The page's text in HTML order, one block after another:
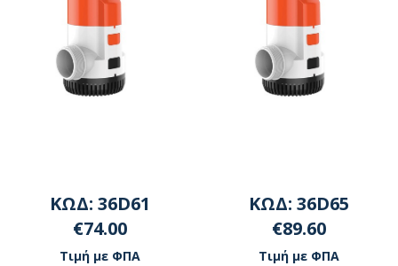
ΚΩΔ: 36D61
€74.00
Τιμή με ΦΠΑ
ΚΩΔ: 36D65
€89.60
Τιμή με ΦΠΑ